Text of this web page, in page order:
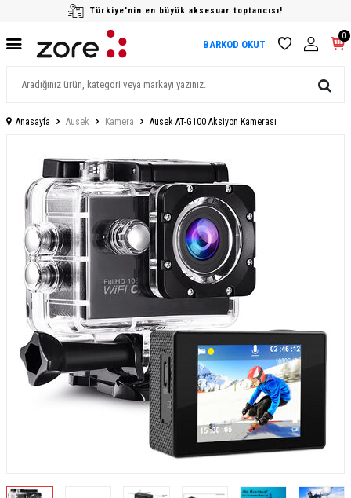
Türkiye'nin en büyük aksesuar toptancısı!
BARKOD OKUT
0
Anasayfa Ausek Kamera Ausek AT-G100 Aksiyon Kamerası